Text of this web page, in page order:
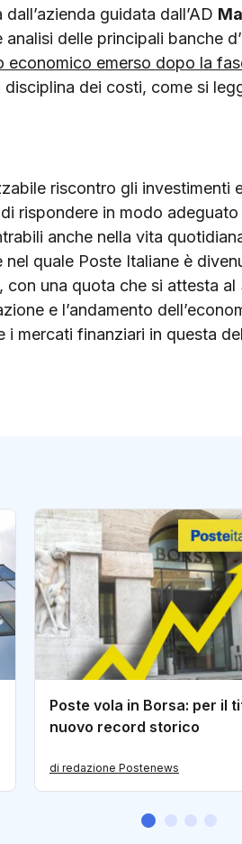
guidata dall’AD
delle principali banche
emerso dopo la
disciplina dei costi, come si
riscontro gli
rispondere in modo
anche nella vita
quale Poste Italiane è
una quota che si attesta
e l’andamento
mercati finanziari in questa
Poste vola in Borsa: per il
nuovo record storico
di redazione Postenews